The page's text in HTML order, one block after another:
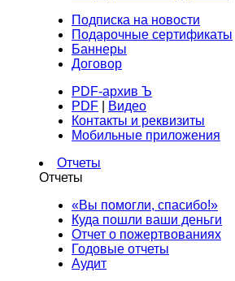
Подписка на новости
Подарочные сертификаты
Баннеры
Договор
PDF-архив Ъ
PDF
Видео
Контакты и реквизиты
Мобильные приложения
Отчеты
Отчеты
«Вы помогли, спасибо!»
Куда пошли ваши деньги
Отчет о пожертвованиях
Годовые отчеты
Аудит